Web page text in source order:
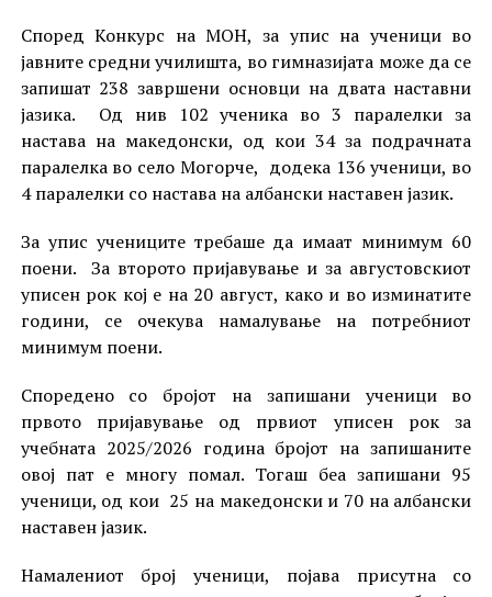
Според Конкурс на МОН, за упис на ученици во
јавните средни училишта, во гимназијата може да се
запишат 238 завршени основци на двата наставни
јазика. Од нив 102 ученика во 3 паралелки за
настава на македонски, од кои 34 за подрачната
паралелка во село Могорче, додека 136 ученици, во
4 паралелки со настава на албански наставен јазик.
За упис учениците требаше да имаат минимум 60
поени. За второто пријавување и за августовскиот
уписен рок кој е на 20 август, како и во изминатите
години, се очекува намалување на потребниот
минимум поени.
Споредено со бројот на запишани ученици во
првото пријавување од првиот уписен рок за
учебната 2025/2026 година бројот на запишаните
овој пат е многу помал. Тогаш беа запишани 95
ученици, од кои 25 на македонски и 70 на албански
наставен јазик.
Намалениот број ученици, појава присутна со